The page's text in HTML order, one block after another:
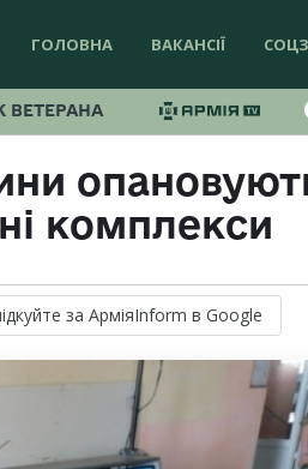
ГОЛОВНА ВАКАНСІЇ
ВЕТЕРАНА
комплекси
за АрміяInform в Google